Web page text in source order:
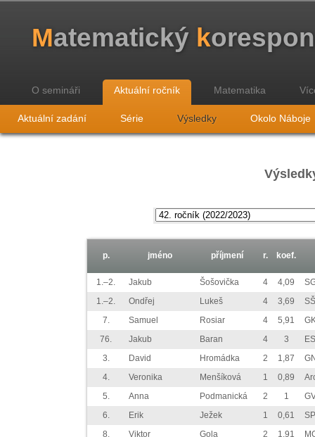
Matematický k
O semináři Aktuální ročník Matematika
Aktuální zadání Série Výsledky Okolo Náboje
p. jméno příjmení r. koef.
1.–2. Jakub Šošovička 4 4,09
1.–2.
Ondřej Lukeš 4 3,69
7.
Samuel Rosiar 4 5,91
76.
Jakub Baran 4 3
3.
David Hromádka 2 1,87
4.
Veronika Menšíková 1 0,89
5.
Anna Podmanická 2 1
6.
Erik Ježek 1 0,61
8.
Viktor Gola 2 1,91